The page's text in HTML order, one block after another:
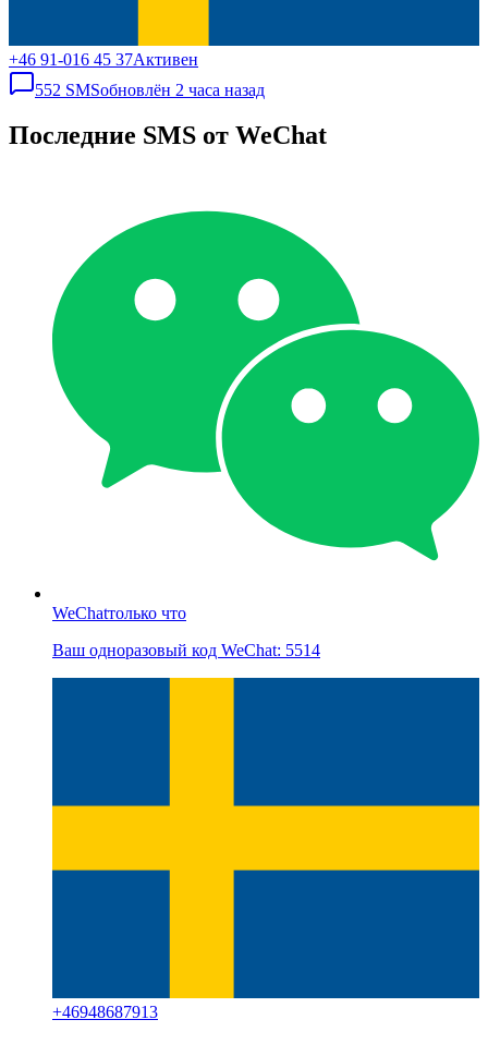
+46 91-016 45 37Активен
552 SMSобновлён 2 часа назад
Последние SMS от WeChat
WeChatтолько что
Ваш одноразовый код WeChat: 5514
+46948687913